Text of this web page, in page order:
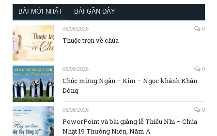
BÀI MỚI NHẤT BÀI GẦN ĐÂY
06/08/2026 0
Thuộc trọn về chúa
06/08/2026 0
Chúc mừng Ngân – Kim – Ngọc khánh Khấn
Dòng
06/08/2026 0
PowerPoint và bài giảng lễ Thiếu Nhi – Chúa
Nhật 19 Thường Niên, Năm A